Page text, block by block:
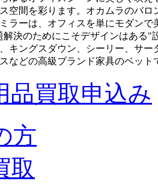
空間を彩ります。オカムラのバロ
ラーは、オフィスを単にモダン
解決のためにこそデザインはある"
キングスダウン、シーリー、サ
などの高級ブランド家具のベット
品買取申込み
方
取